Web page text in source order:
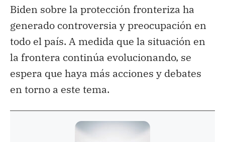
Biden sobre la protección fronteriza ha
generado controversia y preocupación en
todo el país. A medida que la situación en
la frontera continúa evolucionando, se
espera que haya más acciones y debates
en torno a este tema.